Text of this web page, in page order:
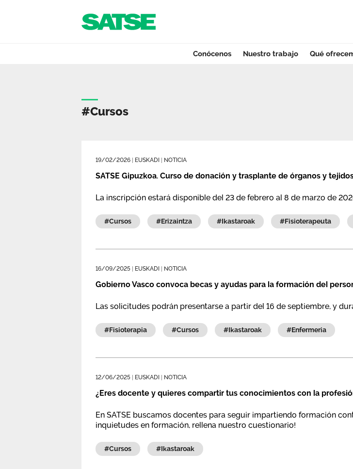
Navegación
Conócenos Nuestro trabajo Qué
Qué ofrecemos
Actualidad
#cursos
19/02/2026 EUSKADI NOTICIA
SATSE Gipuzkoa. Curso de donación y trasplante de órganos y
La inscripción estará disponible del 23 de febrero al 8 de marzo de
#cursos #erizaintza #ikastaroak #fisioterapeuta
16/09/2025 EUSKADI NOTICIA
Gobierno Vasco convoca becas y ayudas para la formación del
Las solicitudes podrán presentarse a partir del 16 de septiembre, y
#fisioterapia #cursos #ikastaroak #enfermeria
12/06/2025 EUSKADI NOTICIA
¿Eres docente y quieres compartir tus conocimientos con la
En SATSE buscamos docentes para seguir impartiendo formación
inquietudes en formación, rellena nuestro cuestionario!
#cursos #ikastaroak